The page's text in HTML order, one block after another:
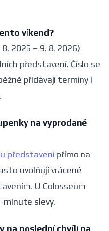
víkend?
2026 – 9. 8. 2026)
představení. Číslo se
přidávají termíny i
na vyprodané
představení přímo na
uvolňují vrácené
U Colosseum
slevy.
na poslední chvíli na